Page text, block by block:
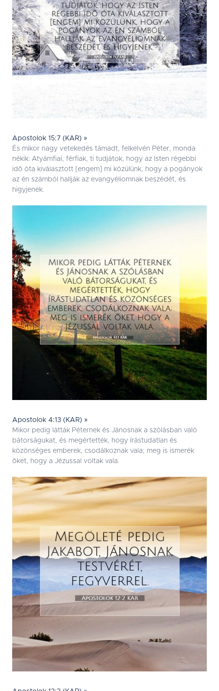
Apostolok 15:7 (KAR) »
És mikor nagy vetekedés támadt, felkelvén Péter, monda
nékik: Atyámfiai, férfiak, ti tudjátok, hogy az Isten régebbi
idõ óta kiválasztott [engem] mi közülünk, hogy a pogányok
az én számból hallják az evangyéliomnak beszédét, és
higyjenek.
Apostolok 4:13 (KAR) »
Mikor pedig látták Péternek és Jánosnak a szólásban való
bátorságukat, és megértették, hogy írástudatlan és
közönséges emberek, csodálkoznak vala; meg is ismerék
õket, hogy a Jézussal voltak vala.